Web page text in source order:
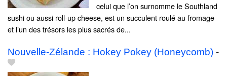
celui que l’on surnomme le Southland
sushi ou aussi roll-up cheese, est un succulent roulé au fromage
et l’un des trésors les plus sacrés de...
Nouvelle-Zélande : Hokey Pokey (Honeycomb) -